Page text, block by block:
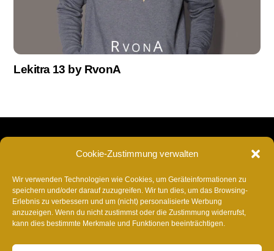
Cookie-Zustimmung verwalten
Wir verwenden Technologien wie Cookies, um Geräteinformationen zu
speichern und/oder darauf zuzugreifen. Wir tun dies, um das Browsing-
Erlebnis zu verbessern und um (nicht) personalisierte Werbung
anzuzeigen. Wenn du nicht zustimmst oder die Zustimmung widerrufst,
kann dies bestimmte Merkmale und Funktionen beeinträchtigen.
Lekitra 13 by RvonA
Top
RvonA
InstaFacebookTikTokTwitterYouTubeSpotifyDeezer
Music
NapsterSoundCloud
ShazamAmazonMusic
Music
Appel
ITunesAnghami
Telegram